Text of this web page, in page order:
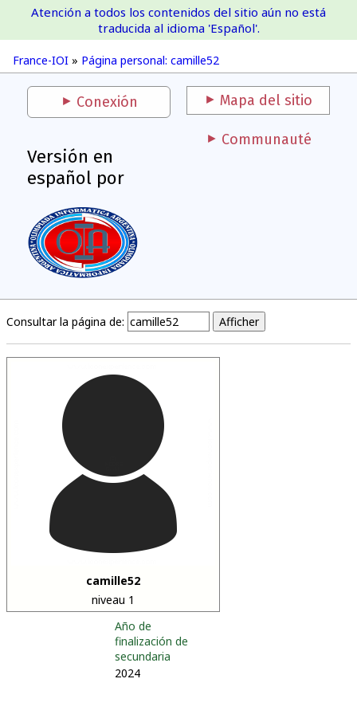
France-IOI
France-IOI » Página personal: camille52
Atención a todos los contenidos del sitio aún no está
traducida al idioma 'Español'.
Conexión Mapa del sitio
Versión en
español por
Communauté
Consultar la página de:
camille52
niveau 1
Año de
finalización de
secundaria
2024